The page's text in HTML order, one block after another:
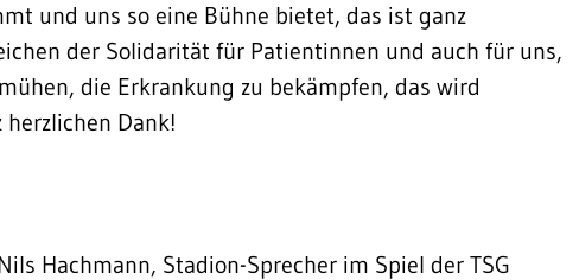
und uns so eine Bühne bietet, das ist ganz
der Solidarität für Patientinnen und auch für uns,
die Erkrankung zu bekämpfen, das wird
Dank!
Hachmann, Stadion-Sprecher im Spiel der TSG